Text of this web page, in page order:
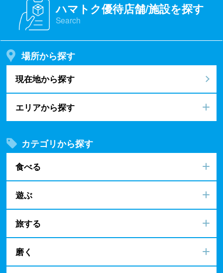
ハマトク優待店舗/施設を探す
Search
場所から探す
現在地から探す
エリアから探す
カテゴリから探す
食べる
遊ぶ
旅する
磨く